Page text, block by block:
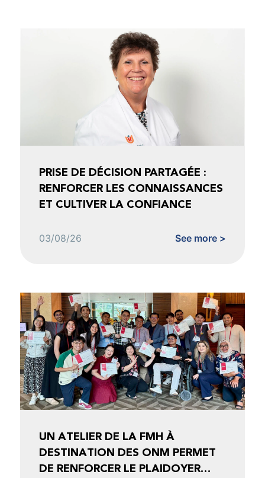
PRISE DE DÉCISION PARTAGÉE :
RENFORCER LES CONNAISSANCES
ET CULTIVER LA CONFIANCE
03/08/26 See more >
UN ATELIER DE LA FMH À
DESTINATION DES ONM PERMET
DE RENFORCER LE PLAIDOYER